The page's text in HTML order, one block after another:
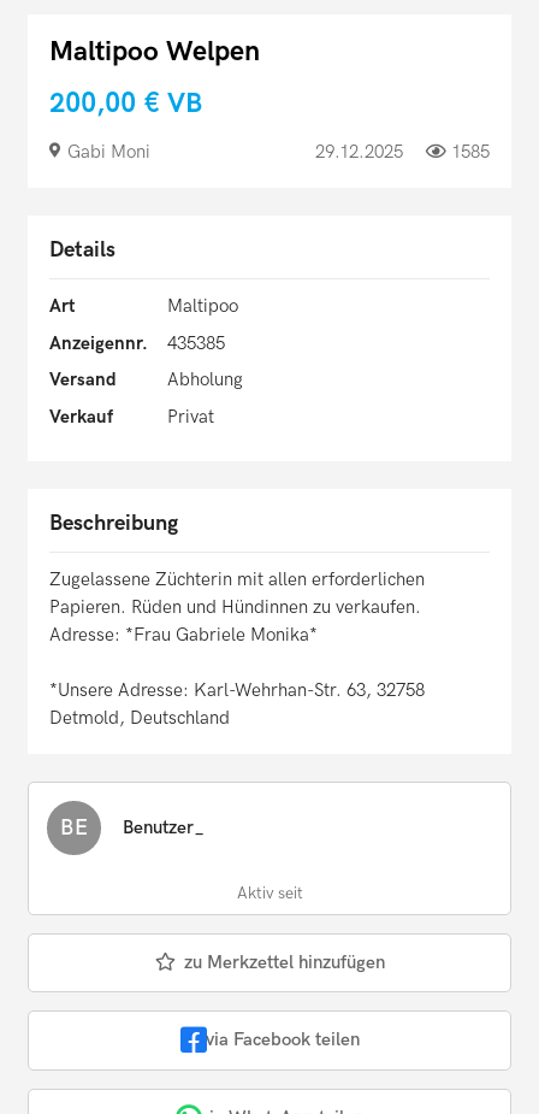
Maltipoo Welpen
200,00 € VB
Gabi Moni 29.12.2025 1585
Details
Art
Maltipoo
Anzeigennr.
435385
Versand
Abholung
Verkauf
Privat
Beschreibung
Zugelassene Züchterin mit allen erforderlichen
Papieren. Rüden und Hündinnen zu verkaufen.
Adresse: *Frau Gabriele Monika*
*Unsere Adresse: Karl-Wehrhan-Str. 63, 32758
Detmold, Deutschland
BE Benutzer_
Aktiv seit
zu Merkzettel hinzufügen
via Facebook teilen